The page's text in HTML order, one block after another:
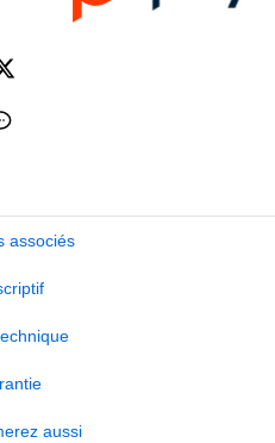
associés
aussi